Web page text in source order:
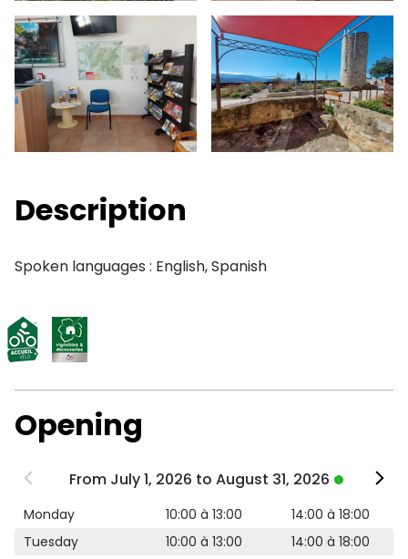
Description
Spoken languages : English, Spanish
Opening
From July 1, 2026 to August 31, 2026
Monday 10:00 à 13:00
14:00 à 18:00
Tuesday
10:00 à 13:00
14:00 à 18:00